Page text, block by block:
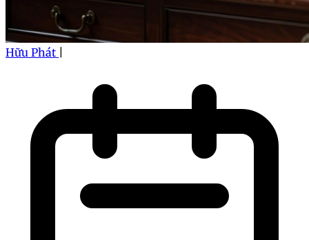
Hữu Phát